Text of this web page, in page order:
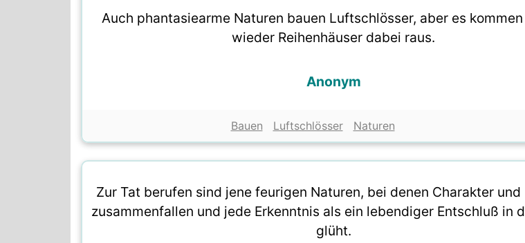
Auch phantasiearme Naturen bauen Luftschlösser, aber es
wieder Reihenhäuser dabei raus.
Anonym
Bauen Luftschlösser Naturen
Zur Tat berufen sind jene feurigen Naturen, bei denen Charakter und
zusammenfallen und jede Erkenntnis als ein lebendiger Entschluß in
glüht.